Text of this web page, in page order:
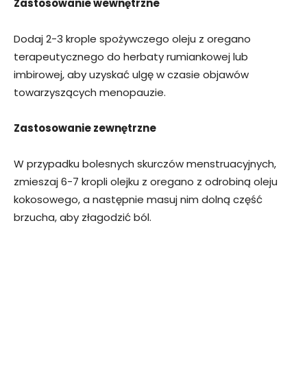
Zastosowanie wewnętrzne
Dodaj 2-3 krople spożywczego oleju z oregano
terapeutycznego do herbaty rumiankowej lub
imbirowej, aby uzyskać ulgę w czasie objawów
towarzyszących menopauzie.
Zastosowanie zewnętrzne
W przypadku bolesnych skurczów menstruacyjnych,
zmieszaj 6-7 kropli olejku z oregano z odrobiną oleju
kokosowego, a następnie masuj nim dolną część
brzucha, aby złagodzić ból.